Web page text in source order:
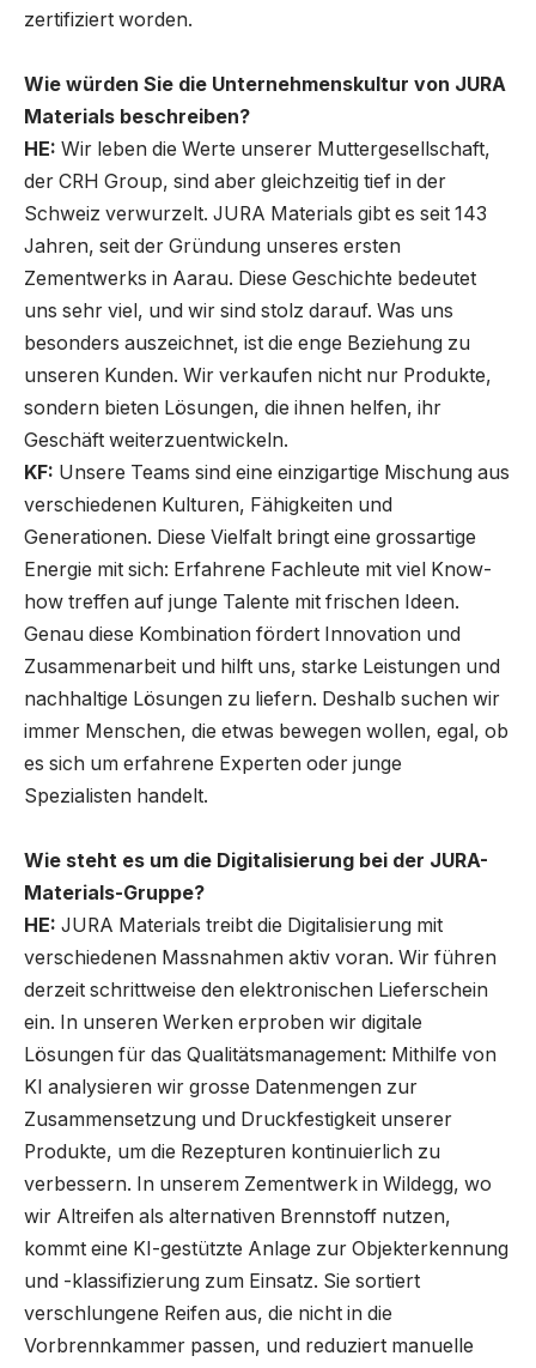
zertifiziert worden.
Wie würden Sie die Unternehmenskultur von JURA
Materials beschreiben?
HE: Wir leben die Werte unserer Muttergesellschaft,
der CRH Group, sind aber gleichzeitig tief in der
Schweiz verwurzelt. JURA Materials gibt es seit 143
Jahren, seit der Gründung unseres ersten
Zementwerks in Aarau. Diese Geschichte bedeutet
uns sehr viel, und wir sind stolz darauf. Was uns
besonders auszeichnet, ist die enge Beziehung zu
unseren Kunden. Wir verkaufen nicht nur Produkte,
sondern bieten Lösungen, die ihnen helfen, ihr
Geschäft weiterzuentwickeln.
KF: Unsere Teams sind eine einzigartige Mischung aus
verschiedenen Kulturen, Fähigkeiten und
Generationen. Diese Vielfalt bringt eine grossartige
Energie mit sich: Erfahrene Fachleute mit viel Know-
how treffen auf junge Talente mit frischen Ideen.
Genau diese Kombination fördert Innovation und
Zusammenarbeit und hilft uns, starke Leistungen und
nachhaltige Lösungen zu liefern. Deshalb suchen wir
immer Menschen, die etwas bewegen wollen, egal, ob
es sich um erfahrene Experten oder junge
Spezialisten handelt.
Wie steht es um die Digitalisierung bei der JURA-
Materials-Gruppe?
HE: JURA Materials treibt die Digitalisierung mit
verschiedenen Massnahmen aktiv voran. Wir führen
derzeit schrittweise den elektronischen Lieferschein
ein. In unseren Werken erproben wir digitale
Lösungen für das Qualitätsmanagement: Mithilfe von
KI analysieren wir grosse Datenmengen zur
Zusammensetzung und Druckfestigkeit unserer
Produkte, um die Rezepturen kontinuierlich zu
verbessern. In unserem Zementwerk in Wildegg, wo
wir Altreifen als alternativen Brennstoff nutzen,
kommt eine KI-gestützte Anlage zur Objekterkennung
und -klassifizierung zum Einsatz. Sie sortiert
verschlungene Reifen aus, die nicht in die
Vorbrennkammer passen, und reduziert manuelle